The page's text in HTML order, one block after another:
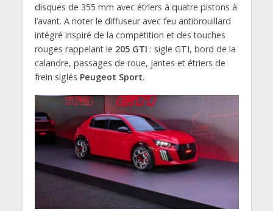
disques de 355 mm avec étriers à quatre pistons à
l’avant. A noter le diffuseur avec feu antibrouillard
intégré inspiré de la compétition et des touches
rouges rappelant le 205 GTI : sigle GTI, bord de la
calandre, passages de roue, jantes et étriers de
frein siglés Peugeot Sport.